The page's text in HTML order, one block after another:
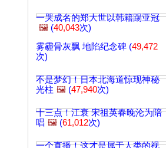
一哭成名的郑大世以韩籍踢亚冠
🖼️ (40,043次)
雾霾骨灰飘 地陷纪念碑 (49,472
次)
不是梦幻！日本北海道惊现神秘
光柱 🖼️ (47,940次)
十三点！江衰 宋祖英春晚沦为陪
唱 🖼️ (61,012次)
一个直播！这才是属于人类的视